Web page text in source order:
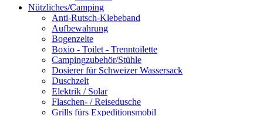
Nützliches/Camping
Anti-Rutsch-Klebeband
Aufbewahrung
Bogenzelte
Boxio - Toilet - Trenntoilette
Campingzubehör/Stühle
Dosierer für Schweizer Wassersack
Duschzelt
Elektrik / Solar
Flaschen- / Reisedusche
Grills fürs Expeditionsmobil